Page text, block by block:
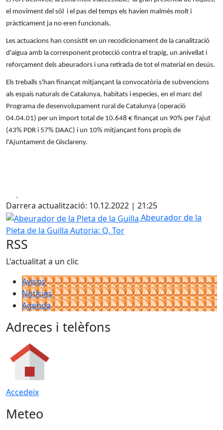
el moviment del sòl i el pas del temps els havien malmès molt i
pràcticament ja no eren funcionals.
Les actuacions han consistit en un recodicionament de la canalització
d'aigua amb la corresponent protecció contra el trapig, un anivellat i
reforçament dels abeuradors i una retirada de tot el material en desús.
Els treballs s'han finançat mitjançant la convocatòria de subvencions
als espais naturals de Catalunya, habitats i especies, en el marc del
Programa de desenvolupament rural de Catalunya (operació
04.04.01) per un import total de 10.648 € finançat un 90% per l'ajut
(43% PDR i 57% DAAC) i un 10% mitjançant fons propis de
l'Ajuntament de Gisclareny.
Darrera actualització: 10.12.2022 | 21:25
Abeurador de la Pleta de la Guilla
Abeurador de la
Pleta de la Guilla Autoria: Q. Tor
RSS
L'actualitat a un clic
Avisos
Notícies
Agenda
Adreces i telèfons
Accedeix
Meteo